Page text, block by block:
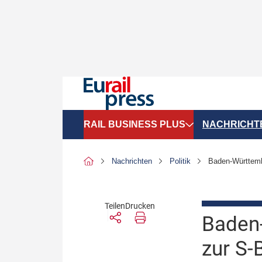
RAIL BUSINESS PLUS
SPNV-Marktdaten
Bilanzen
Personen
Betrieb &
Nachrichten Politik Baden-
zur S-
TeilenDrucken